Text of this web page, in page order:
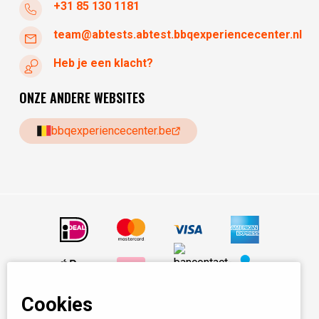
+31 85 130 1181
team@abtests.abtest.bbqexperiencecenter.nl
Heb je een klacht?
ONZE ANDERE WEBSITES
bbqexperiencecenter.be
Cookies